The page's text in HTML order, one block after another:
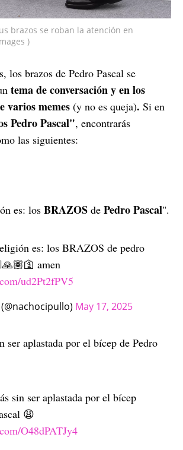
brazos se roban la atención en
)
los brazos de Pedro Pascal se
tema de conversación y en los
varios memes (y no es queja). Si en
Pedro Pascal", encontrarás
las siguientes:
es: los BRAZOS de PedroPascal".
es: los BRAZOS de pedro
amen
ud2Pt2fPV5
May 17, 2025
ser aplastada por el bícep de Pedro
sin ser aplastada por el bícep
😩
O48dPATJy4